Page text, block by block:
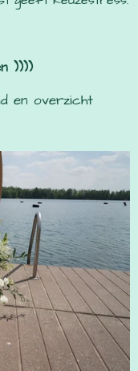
))))
en overzicht